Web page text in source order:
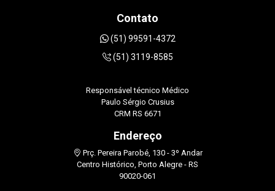
Contato
(51) 99591-4372
(51) 3119-8585
Responsável técnico Médico
Paulo Sérgio Crusius
CRM RS 6671
Endereço
Prç. Pereira Parobé, 130 - 3º Andar
Centro Histórico, Porto Alegre - RS
90020-061